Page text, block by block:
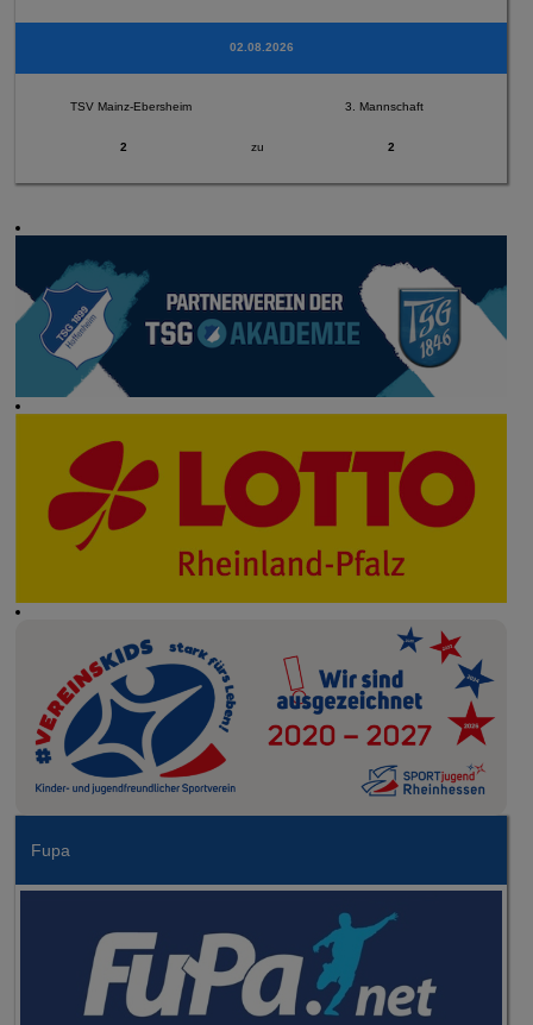
02.08.2026
TSV Mainz-Ebersheim 3. Mannschaft
2 zu 2
Fupa